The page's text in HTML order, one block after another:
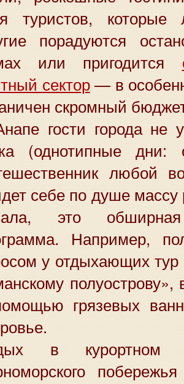
туристов, которые
порадуются
или пригодится
сектор— в
скромный
гости города не
(однотипные
любой
себе по душе
это обширная
Например,
у отдыхающих
грязевых
в курортном